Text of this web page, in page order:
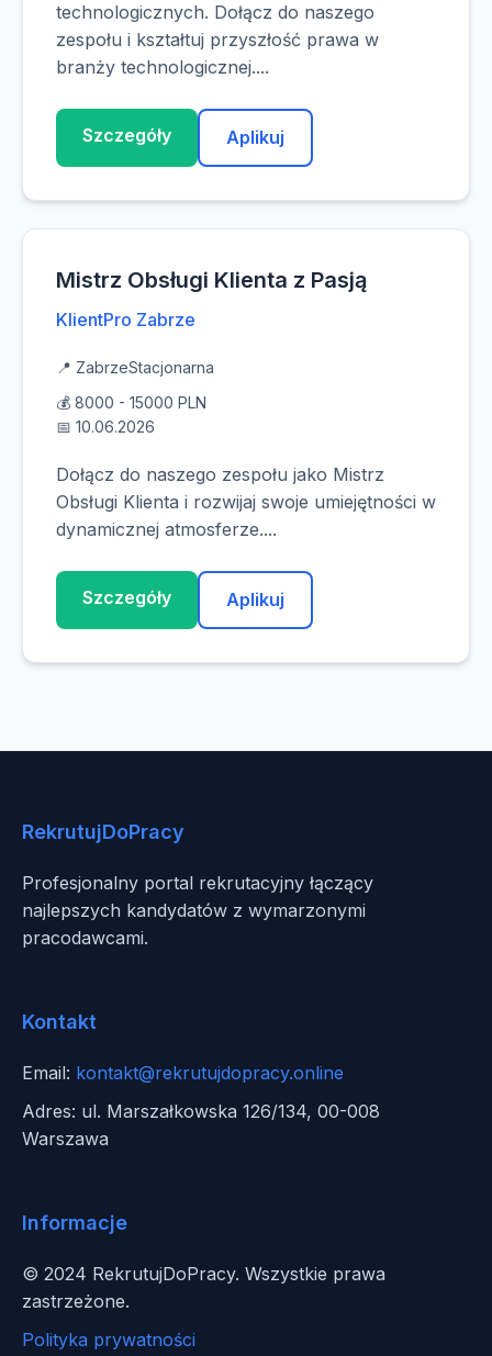
technologicznych. Dołącz do naszego
zespołu i kształtuj przyszłość prawa w
branży technologicznej....
Szczegóły Aplikuj
Mistrz Obsługi Klienta z Pasją
KlientPro Zabrze
📍 ZabrzeStacjonarna
💰 8000 - 15000 PLN
📅 10.06.2026
Dołącz do naszego zespołu jako Mistrz
Obsługi Klienta i rozwijaj swoje umiejętności w
dynamicznej atmosferze....
Szczegóły Aplikuj
RekrutujDoPracy
Profesjonalny portal rekrutacyjny łączący
najlepszych kandydatów z wymarzonymi
pracodawcami.
Kontakt
Email: kontakt@rekrutujdopracy.online
Adres: ul. Marszałkowska 126/134, 00-008
Warszawa
Informacje
© 2024 RekrutujDoPracy. Wszystkie prawa
zastrzeżone.
Polityka prywatności